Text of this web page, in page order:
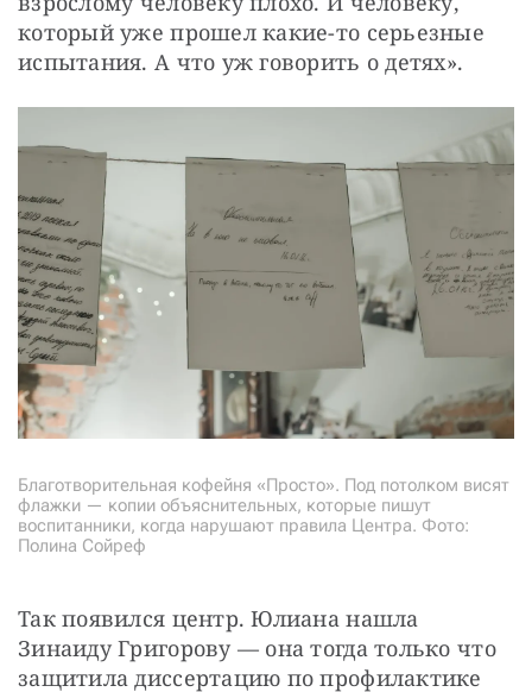
который уже прошел какие-то серьезные
испытания. А что уж говорить о детях».
Благотворительная кофейня «Просто». Под потолком висят
флажки — копии объяснительных, которые пишут
воспитанники, когда нарушают правила Центра. Фото:
Полина Сойреф
Так появился центр. Юлиана нашла
Зинаиду Григорову — она тогда только что
защитила диссертацию по профилактике